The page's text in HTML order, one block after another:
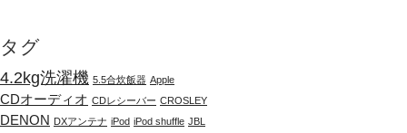
タグ
4.2kg洗濯機 5.5合炊飯器 Apple
CDオーディオ CDレシーバー CROSLEY
DENON DXアンテナ iPod iPod shuffle JBL